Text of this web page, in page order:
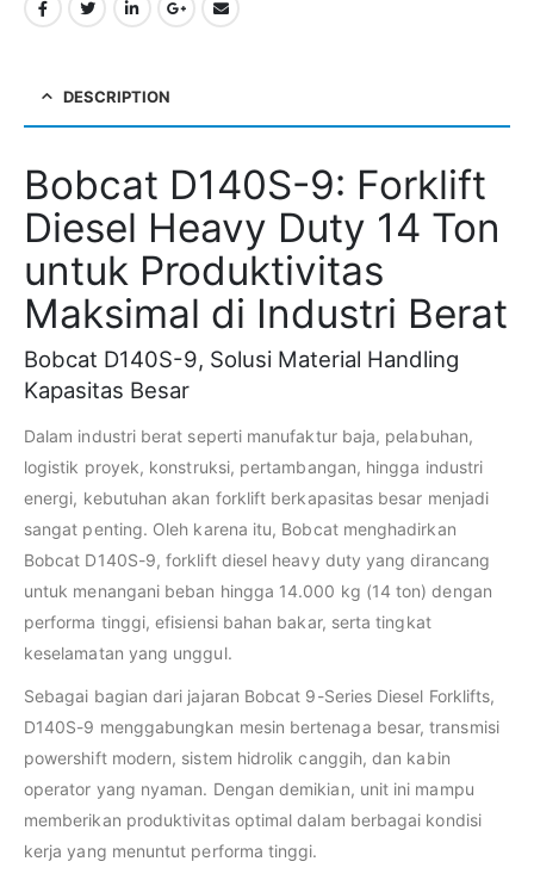
DESCRIPTION
Bobcat D140S-9: Forklift
Diesel Heavy Duty 14 Ton
untuk Produktivitas
Maksimal di Industri Berat
Bobcat D140S-9, Solusi Material Handling
Kapasitas Besar
Dalam industri berat seperti manufaktur baja, pelabuhan,
logistik proyek, konstruksi, pertambangan, hingga industri
energi, kebutuhan akan forklift berkapasitas besar menjadi
sangat penting. Oleh karena itu, Bobcat menghadirkan
Bobcat D140S-9, forklift diesel heavy duty yang dirancang
untuk menangani beban hingga 14.000 kg (14 ton) dengan
performa tinggi, efisiensi bahan bakar, serta tingkat
keselamatan yang unggul.
Sebagai bagian dari jajaran Bobcat 9-Series Diesel Forklifts,
D140S-9 menggabungkan mesin bertenaga besar, transmisi
powershift modern, sistem hidrolik canggih, dan kabin
operator yang nyaman. Dengan demikian, unit ini mampu
memberikan produktivitas optimal dalam berbagai kondisi
kerja yang menuntut performa tinggi.